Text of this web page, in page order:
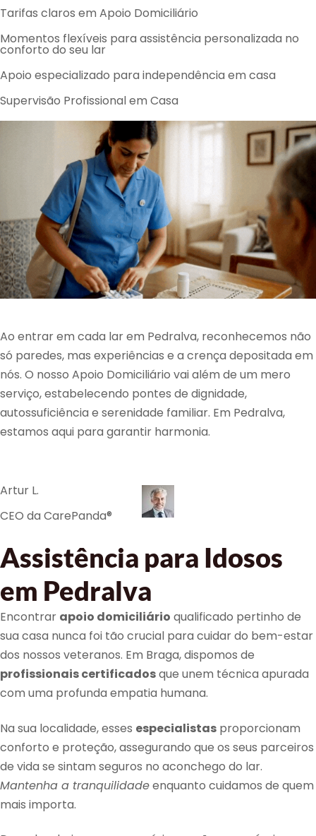
Ao entrar em cada lar em Pedralva, reconhecemos não
só paredes, mas experiências e a crença depositada em
nós. O nosso Apoio Domiciliário vai além de um mero
serviço, estabelecendo pontes de dignidade,
autossuficiência e serenidade familiar. Em Pedralva,
estamos aqui para garantir harmonia.
Artur L.
CEO da CarePanda®
Tarifas claros em Apoio Domiciliário
Momentos flexíveis para assistência personalizada no
conforto do seu lar
Apoio especializado para independência em casa
Supervisão Profissional em Casa
Assistência para Idosos
em Pedralva
Encontrar apoio domiciliário qualificado pertinho de
sua casa nunca foi tão crucial para cuidar do bem-estar
dos nossos veteranos. Em Braga, dispomos de
profissionais certificadosque unem técnica apurada
com uma profunda empatia humana.
Na sua localidade, esses especialistas proporcionam
conforto e proteção, assegurando que os seus parceiros
de vida se sintam seguros no aconchego do lar.
Mantenha a tranquilidadeenquanto cuidamos de quem
mais importa.